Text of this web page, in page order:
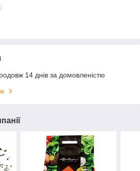
14 днів за домовленістю